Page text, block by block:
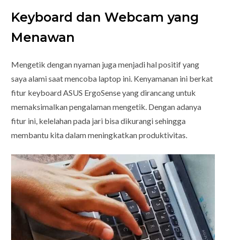
Keyboard dan Webcam yang
Menawan
Mengetik dengan nyaman juga menjadi hal positif yang
saya alami saat mencoba laptop ini. Kenyamanan ini berkat
fitur keyboard ASUS ErgoSense yang dirancang untuk
memaksimalkan pengalaman mengetik. Dengan adanya
fitur ini, kelelahan pada jari bisa dikurangi sehingga
membantu kita dalam meningkatkan produktivitas.